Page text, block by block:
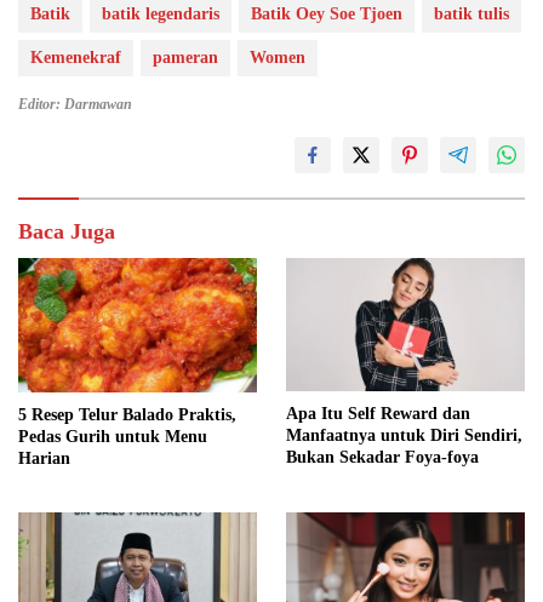
Batik batik legendaris Batik Oey Soe Tjoen batik tulis
Kemenekraf pameran Women
Editor: Darmawan
Baca Juga
5 Resep Telur Balado Praktis,
Pedas Gurih untuk Menu
Harian
Apa Itu Self Reward dan
Manfaatnya untuk Diri Sendiri,
Bukan Sekadar Foya-foya